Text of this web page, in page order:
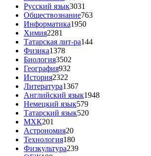
Русский язык3031
Обществознание763
Информатика1950
Химия2281
Татарская лит-ра144
Физика1378
Биология3502
География932
История2322
Литература1367
Английский язык1948
Немецкий язык579
Татарский язык520
МХК201
Астрономия20
Технология180
Физкультура239